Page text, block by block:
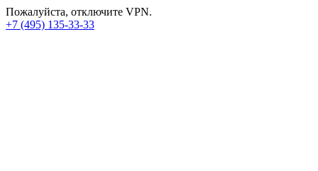
Пожалуйста, отключите VPN.
+7 (495) 135-33-33